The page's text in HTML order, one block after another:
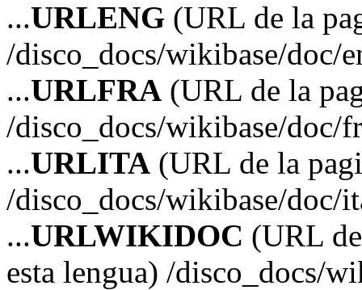
...URLENG (URL de la
/disco_docs/wikibase/doc/
...URLFRA (URL de la
/disco_docs/wikibase/doc/
...URLITA (URL de la
/disco_docs/wikibase/doc/
...URLWIKIDOC (URL
esta lengua) /disco_docs/